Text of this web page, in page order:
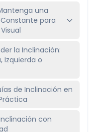
una
para
la Inclinación:
Izquierda o
de Inclinación en
con